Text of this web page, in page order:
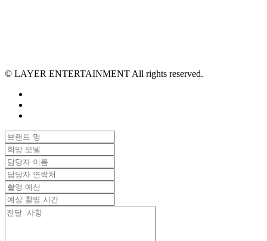
© LAYER ENTERTAINMENT All rights reserved.